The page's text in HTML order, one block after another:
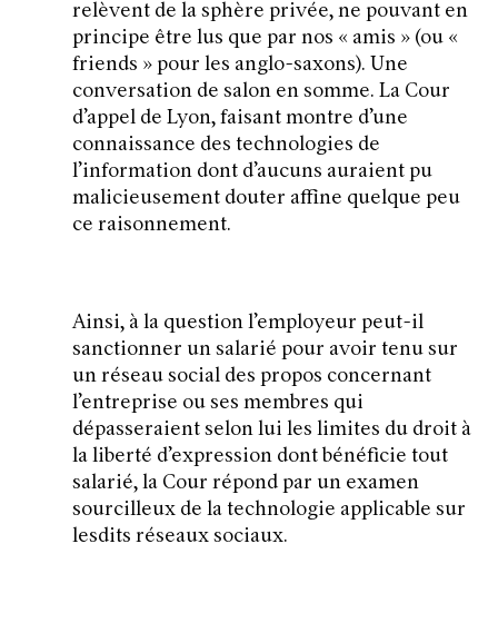
relèvent de la sphère privée, ne pouvant en
principe être lus que par nos « amis » (ou «
friends » pour les anglo-saxons). Une
conversation de salon en somme. La Cour
d’appel de Lyon, faisant montre d’une
connaissance des technologies de
l’information dont d’aucuns auraient pu
malicieusement douter affine quelque peu
ce raisonnement.
Ainsi, à la question l’employeur peut-il
sanctionner un salarié pour avoir tenu sur
un réseau social des propos concernant
l’entreprise ou ses membres qui
dépasseraient selon lui les limites du droit à
la liberté d’expression dont bénéficie tout
salarié, la Cour répond par un examen
sourcilleux de la technologie applicable sur
lesdits réseaux sociaux.